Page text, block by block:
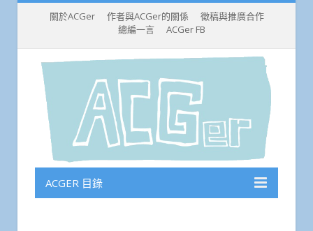
關於ACGer 作者與ACGer的關係
徵稿與推廣合作
總編一言
ACGer FB
ACGER 目錄